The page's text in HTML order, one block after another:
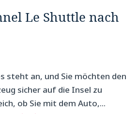
Le Shuttle nach
steht an, und Sie möchten den
sicher auf die Insel zu
ob Sie mit dem Auto,...